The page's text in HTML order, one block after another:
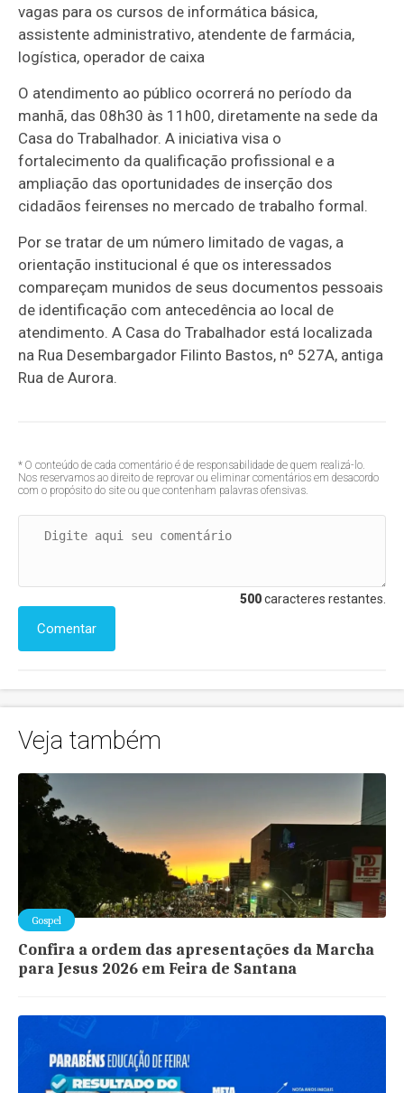
vagas para os cursos de informática básica,
assistente administrativo, atendente de farmácia,
logística, operador de caixa
O atendimento ao público ocorrerá no período da
manhã, das 08h30 às 11h00, diretamente na sede da
Casa do Trabalhador. A iniciativa visa o
fortalecimento da qualificação profissional e a
ampliação das oportunidades de inserção dos
cidadãos feirenses no mercado de trabalho formal.
Por se tratar de um número limitado de vagas, a
orientação institucional é que os interessados
compareçam munidos de seus documentos pessoais
de identificação com antecedência ao local de
atendimento. A Casa do Trabalhador está localizada
na Rua Desembargador Filinto Bastos, nº 527A, antiga
Rua de Aurora.
* O conteúdo de cada comentário é de responsabilidade de quem realizá-lo.
Nos reservamos ao direito de reprovar ou eliminar comentários em desacordo
com o propósito do site ou que contenham palavras ofensivas.
500caracteres restantes.
Comentar
Veja também
Gospel
Confira a ordem das apresentações da Marcha
para Jesus 2026 em Feira de Santana